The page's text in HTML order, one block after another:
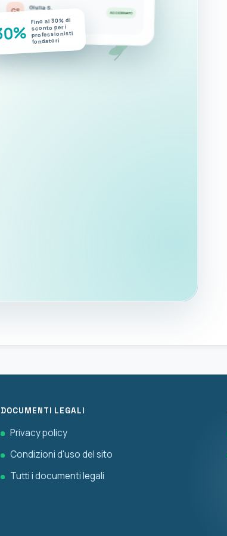
GS Giulia S.
Nuove misurazioni disponibili
AGGIORNATO
Fino al 30% di
sconto per i
professionisti
fondatori
DOCUMENTI LEGALI
Privacy policy
Condizioni d'uso del sito
Tutti i documenti legali